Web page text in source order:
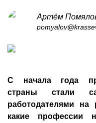
Артём
С начала года
страны стали
работодателями на
какие профессии